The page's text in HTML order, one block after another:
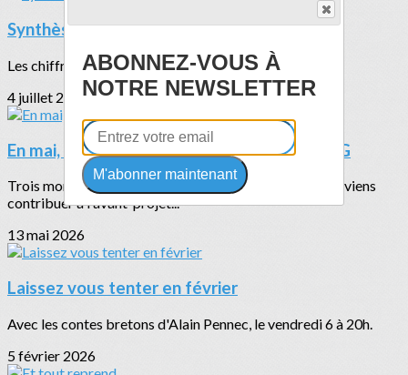
Synthèse du rapport d'activité 2025
Les chiffres clés de l'année
4 juillet 2026
En mai, fais ce qu'il te plait et participe à l'AG
Trois moments forts pour le moi de mai :26 mai à 15h : viens
contribuer à l'avant-projet...
13 mai 2026
Laissez vous tenter en février
Avec les contes bretons d'Alain Pennec, le vendredi 6 à 20h.
5 février 2026
ABONNEZ-VOUS À
NOTRE NEWSLETTER
M'abonner maintenant